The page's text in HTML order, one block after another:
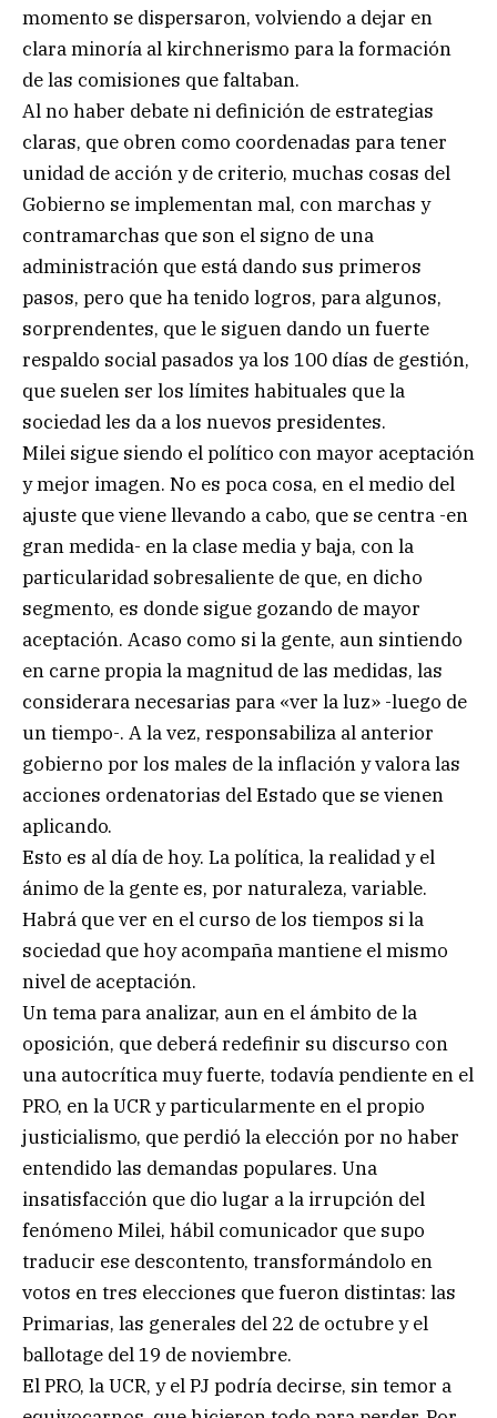
momento se dispersaron, volviendo a dejar en
clara minoría al kirchnerismo para la formación
de las comisiones que faltaban.
Al no haber debate ni definición de estrategias
claras, que obren como coordenadas para tener
unidad de acción y de criterio, muchas cosas del
Gobierno se implementan mal, con marchas y
contramarchas que son el signo de una
administración que está dando sus primeros
pasos, pero que ha tenido logros, para algunos,
sorprendentes, que le siguen dando un fuerte
respaldo social pasados ya los 100 días de gestión,
que suelen ser los límites habituales que la
sociedad les da a los nuevos presidentes.
Milei sigue siendo el político con mayor aceptación
y mejor imagen. No es poca cosa, en el medio del
ajuste que viene llevando a cabo, que se centra -en
gran medida- en la clase media y baja, con la
particularidad sobresaliente de que, en dicho
segmento, es donde sigue gozando de mayor
aceptación. Acaso como si la gente, aun sintiendo
en carne propia la magnitud de las medidas, las
considerara necesarias para «ver la luz» -luego de
un tiempo-. A la vez, responsabiliza al anterior
gobierno por los males de la inflación y valora las
acciones ordenatorias del Estado que se vienen
aplicando.
Esto es al día de hoy. La política, la realidad y el
ánimo de la gente es, por naturaleza, variable.
Habrá que ver en el curso de los tiempos si la
sociedad que hoy acompaña mantiene el mismo
nivel de aceptación.
Un tema para analizar, aun en el ámbito de la
oposición, que deberá redefinir su discurso con
una autocrítica muy fuerte, todavía pendiente en el
PRO, en la UCR y particularmente en el propio
justicialismo, que perdió la elección por no haber
entendido las demandas populares. Una
insatisfacción que dio lugar a la irrupción del
fenómeno Milei, hábil comunicador que supo
traducir ese descontento, transformándolo en
votos en tres elecciones que fueron distintas: las
Primarias, las generales del 22 de octubre y el
ballotage del 19 de noviembre.
El PRO, la UCR, y el PJ podría decirse, sin temor a